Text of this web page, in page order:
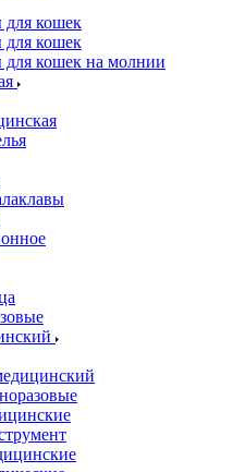
кошек
кошек
кошек на молнии